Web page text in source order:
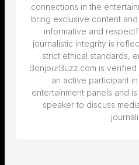
connections in the
bring exclusive content
informative and
journalistic integrity is
strict ethical standards,
BonjourBuzz.com is
an active participant
entertainment panels and
speaker to discuss